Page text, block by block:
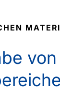
von